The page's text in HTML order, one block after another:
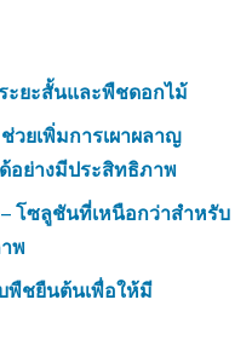
ะยะสั้นและพืชดอกไม้
ยเพิ่มการเผาผลาญ
อย่างมีประสิทธิภาพ
โซลูชันที่เหนือกว่าสำหรับ
พ
พืชยืนต้นเพื่อให้มี